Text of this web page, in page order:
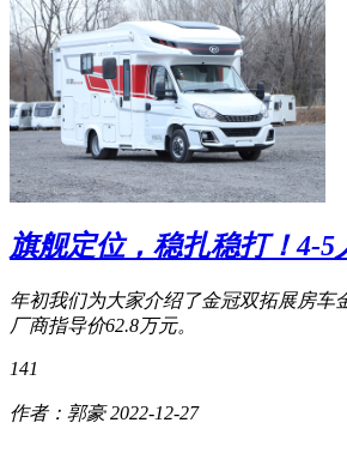
旗舰定位，稳扎稳打！4-
年初我们为大家介绍了金冠双拓展房车
厂商指导价62.8万元。
141
作者：郭豪 2022-12-27